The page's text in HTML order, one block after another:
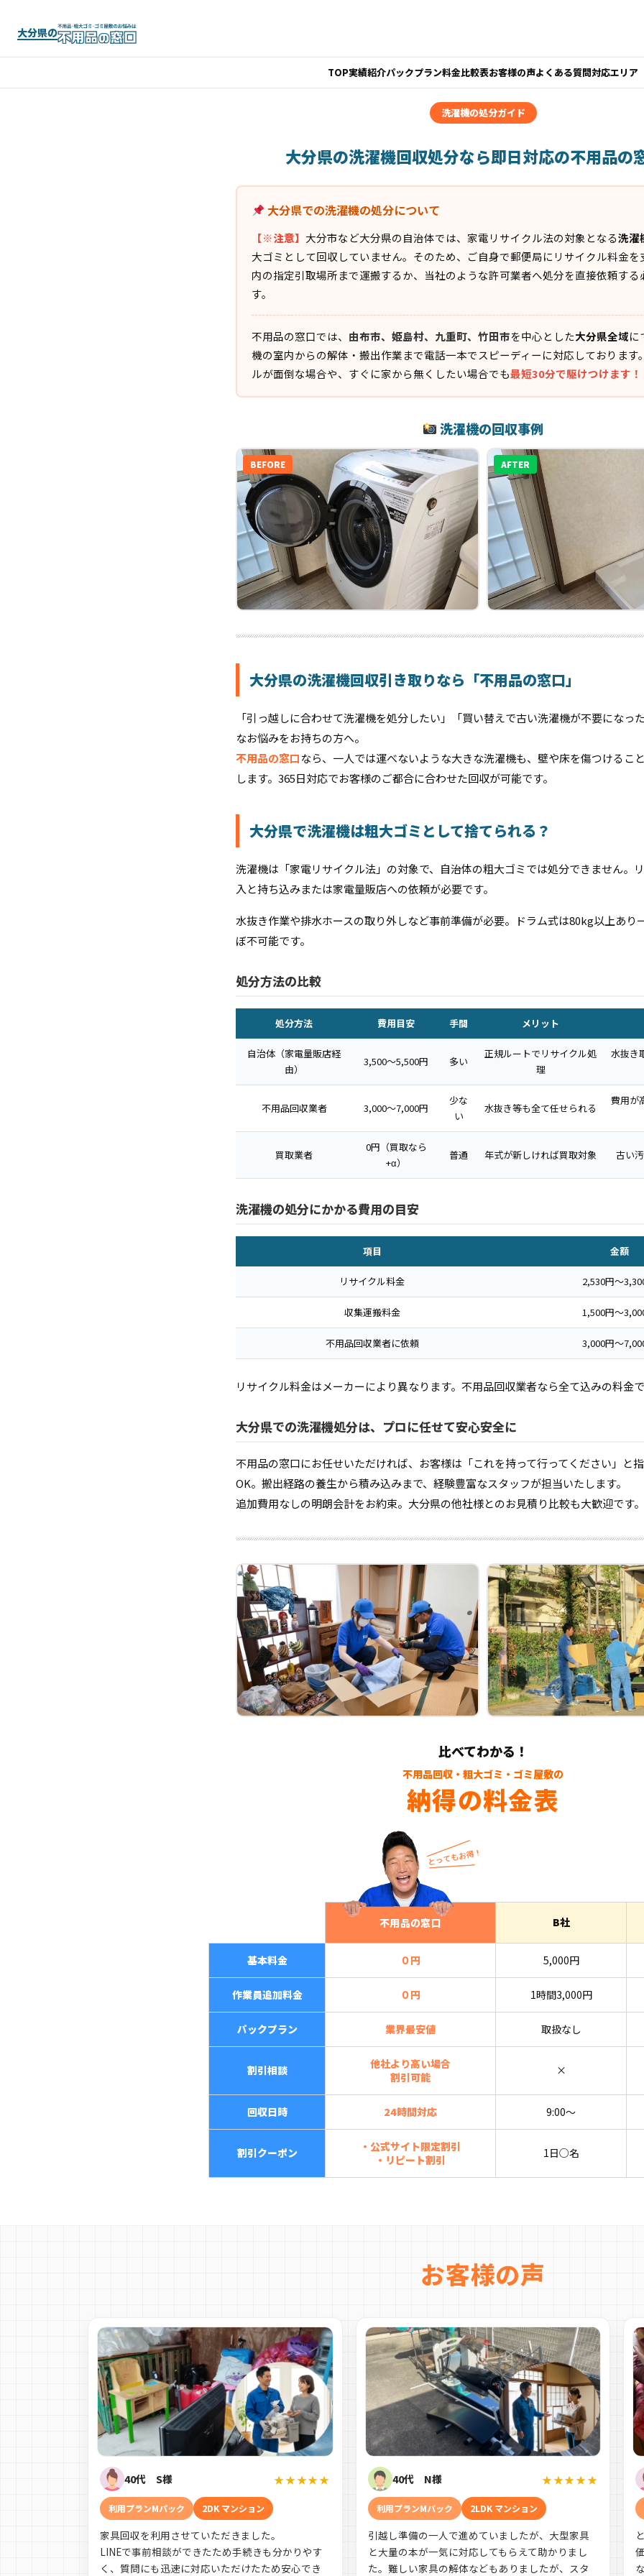
大分県の
TOP実績紹介パックプラン料金比較表お客様の声よくある質問対応エリア
洗濯機の処分ガイド
大分県の洗濯機回収処分なら即日対応の不用品の
大分県での洗濯機の処分について
【※注意】 大分市など大分県の自治体では、家電リサイクル法の対象となる洗濯
大ゴミとして回収していません。そのため、ご自身で郵便局にリサイクル料金を
内の指定引取場所まで運搬するか、当社のような許可業者へ処分を直接依頼する
す。
不用品の窓口では、 由布市、姫島村、九重町、竹田市を中心とした大分県全域に
機の室内からの解体・搬出作業まで電話一本でスピーディーに対応しております
ルが面倒な場合や、すぐに家から無くしたい場合でも最短30分で駆けつけます！
洗濯機の回収事例
BEFORE AFTER
大分県の洗濯機回収引き取りなら「不用品の窓口」
「引っ越しに合わせて洗濯機を処分したい」「買い替えで古い洗濯機が不要になっ
なお悩みをお持ちの方へ。
不用品の窓口なら、一人では運べないような大きな洗濯機も、壁や床を傷つけるこ
します。365日対応でお客様のご都合に合わせた回収が可能です。
大分県で洗濯機は粗大ゴミとして捨てられる？
洗濯機は「家電リサイクル法」の対象で、自治体の粗大ゴミでは処分できません。
入と持ち込みまたは家電量販店への依頼が必要です。
水抜き作業や排水ホースの取り外しなど事前準備が必要。ドラム式は80kg以上あり
ぼ不可能です。
処分方法の比較
処分方法 費用目安 手間 メリット
自治体（家電量販店経
由）
3,500〜5,500円 多い
正規ルートでリサイクル処
理
水抜き
不用品回収業者 3,000〜7,000円
少な
い
水抜き等も全て任せられる
費用が
買取業者
0円（買取なら
+α）
普通 年式が新しければ買取対象 古い
洗濯機の処分にかかる費用の目安
項目 金額
リサイクル料金 2,530円〜
収集運搬料金 1,500円〜
不用品回収業者に依頼 3,000円〜
リサイクル料金はメーカーにより異なります。不用品回収業者なら全て込みの料金
大分県での洗濯機処分は、プロに任せて安心安全に
不用品の窓口にお任せいただければ、お客様は「これを持って行ってください」と
OK。搬出経路の養生から積み込みまで、経験豊富なスタッフが担当いたします。
追加費用なしの明朗会計をお約束。大分県の他社様とのお見積り比較も大歓迎です。
比べてわかる！
不用品回収・粗大ゴミ・ゴミ屋敷の
納得の料金表
不用品の窓口 B社
基本料金 ０円 5,000円
作業員追加料金 ０円 1時間3,000円
パックプラン 業界最安値 取扱なし
割引相談
他社より高い場合
割引可能
×
回収日時 24時間対応 9:00〜
割引クーポン
・公式サイト限定割引
・リピート割引
1日○名
お客様の声
40代 S様 ★★★★★
利用プランMパック 2DK マンション
家具回収を利用させていただきました。
LINEで事前相談ができたため手続きも分かりやす
く、質問にも迅速に対応いただけたため安心でき
40代 N様 ★★★★★
利用プランMパック 2LDK マンション
引越し準備の一人で進めていましたが、大型家具
と大量の本が一気に対応してもらえて助かりまし
た。難しい家具の解体などもありましたが、スタ